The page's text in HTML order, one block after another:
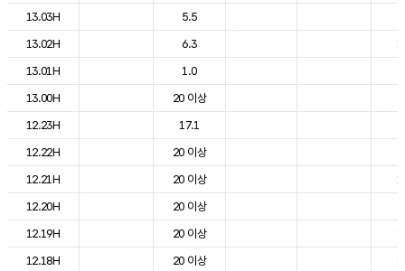
13.03H
5.5
13.02H
6.3
13.01H
1.0
13.00H
20 이상
12.23H
17.1
12.22H
20 이상
12.21H
20 이상
12.20H
20 이상
12.19H
20 이상
12.18H
20 이상